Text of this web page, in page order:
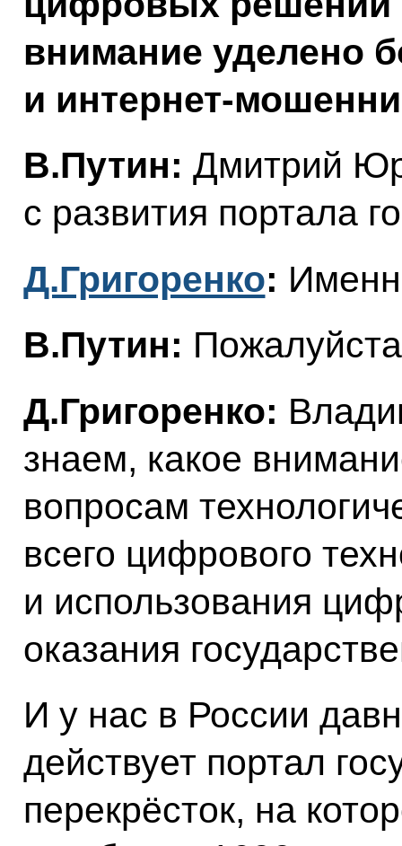
внимание уделено
и интернет-
В.Путин: Дмитрий
с развития портала
Д.Григоренко:
В.Путин:
Д.Григоренко:
знаем, какое
вопросам
всего цифрового
и использования
оказания
И у нас в России
действует портал
перекрёсток, на